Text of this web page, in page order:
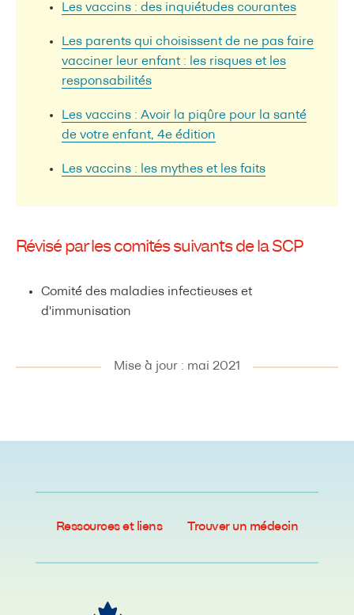
Les vaccins : des inquiétudes courantes
Les parents qui choisissent de ne pas faire
vacciner leur enfant : les risques et les
responsabilités
Les vaccins : Avoir la piqûre pour la santé
de votre enfant, 4e édition
Les vaccins : les mythes et les faits
Révisé par les comités suivants de la SCP
Comité des maladies infectieuses et
d'immunisation
Mise à jour : mai 2021
Ressources et liens Trouver un médecin